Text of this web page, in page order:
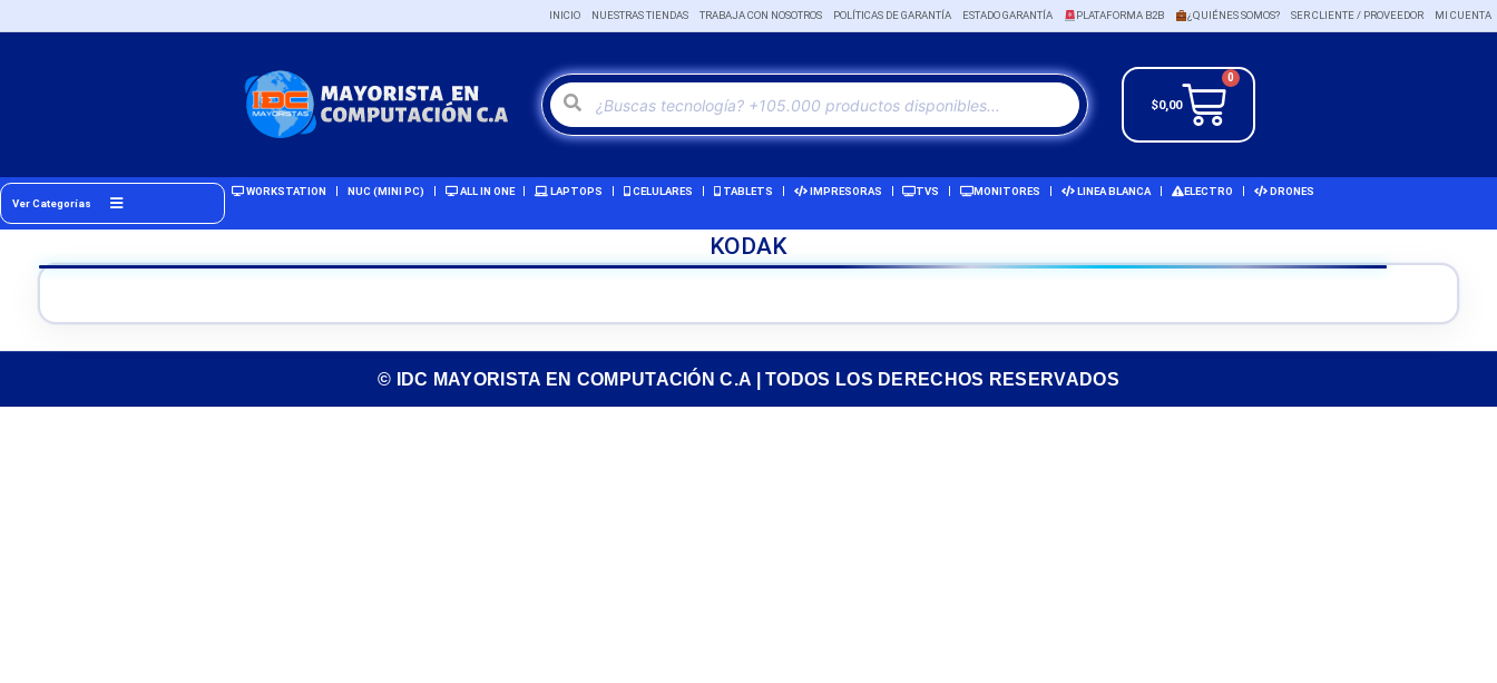
INICIO NUESTRAS TIENDAS TRABAJA CON NOSOTROS POLÍTICAS DE GARANTÍA ESTADO GARANTÍA PLATAFORMA B2B ¿QUIÉNES SOMOS? SER CLIENTE / PROVEEDOR MI CUENTA
$0,00
0
Ver Categorías
WORKSTATION NUC (MINI PC) ALL IN ONE LAPTOPS CELULARES TABLETS IMPRESORAS TVS MONITORES LINEA BLANCA ELECTRO DRONES
KODAK
© IDC MAYORISTA EN COMPUTACIÓN C.A | TODOS LOS DERECHOS RESERVADOS